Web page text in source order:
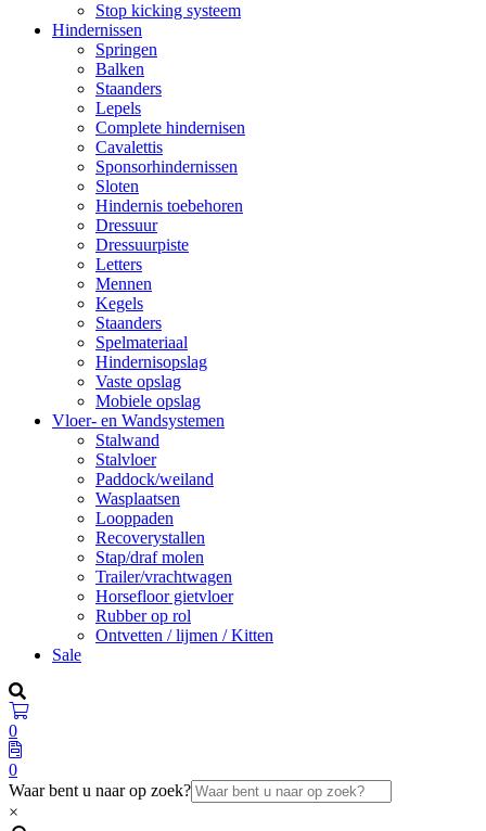
Stop kicking systeem
Hindernissen
Springen
Balken
Staanders
Lepels
Complete hindernisen
Cavalettis
Sponsorhindernissen
Sloten
Hindernis toebehoren
Dressuur
Dressuurpiste
Letters
Mennen
Kegels
Staanders
Spelmateriaal
Hindernisopslag
Vaste opslag
Mobiele opslag
Vloer- en Wandsystemen
Stalwand
Stalvloer
Paddock/weiland
Wasplaatsen
Looppaden
Recoverystallen
Stap/draf molen
Trailer/vrachtwagen
Horsefloor gietvloer
Rubber op rol
Ontvetten / lijmen / Kitten
Sale
0
0
Waar bent u naar op zoek?
×